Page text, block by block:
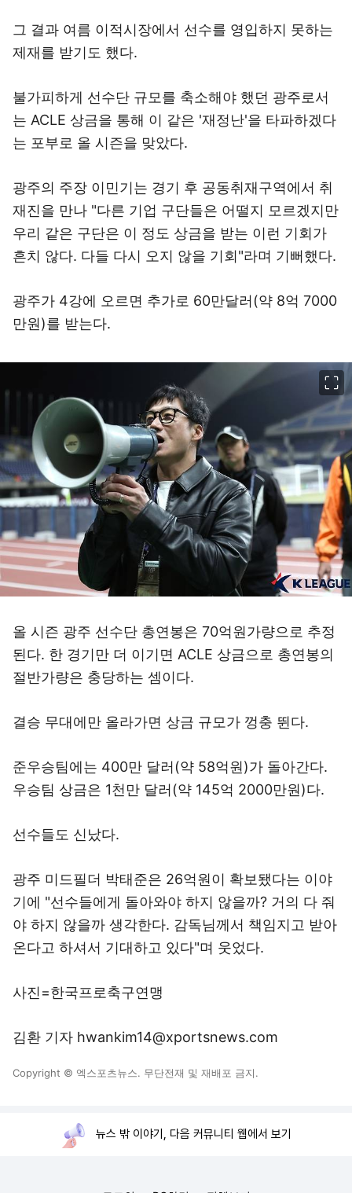
그 결과 여름 이적시장에서 선수를 영입하지 못하는
제재를 받기도 했다.
불가피하게 선수단 규모를 축소해야 했던 광주로서
는 ACLE 상금을 통해 이 같은 '재정난'을 타파하겠다
는 포부로 올 시즌을 맞았다.
광주의 주장 이민기는 경기 후 공동취재구역에서 취
재진을 만나 "다른 기업 구단들은 어떨지 모르겠지만
우리 같은 구단은 이 정도 상금을 받는 이런 기회가
흔치 않다. 다들 다시 오지 않을 기회"라며 기뻐했다.
광주가 4강에 오르면 추가로 60만달러(약 8억 7000
만원)를 받는다.
올 시즌 광주 선수단 총연봉은 70억원가량으로 추정
된다. 한 경기만 더 이기면 ACLE 상금으로 총연봉의
절반가량은 충당하는 셈이다.
결승 무대에만 올라가면 상금 규모가 껑충 뛴다.
준우승팀에는 400만 달러(약 58억원)가 돌아간다.
우승팀 상금은 1천만 달러(약 145억 2000만원)다.
선수들도 신났다.
광주 미드필더 박태준은 26억원이 확보됐다는 이야
기에 "선수들에게 돌아와야 하지 않을까? 거의 다 줘
야 하지 않을까 생각한다. 감독님께서 책임지고 받아
온다고 하셔서 기대하고 있다"며 웃었다.
사진=한국프로축구연맹
김환 기자 hwankim14@xportsnews.com
Copyright © 엑스포츠뉴스. 무단전재 및 재배포 금지.
뉴스 밖 이야기, 다음 커뮤니티 웹에서 보기